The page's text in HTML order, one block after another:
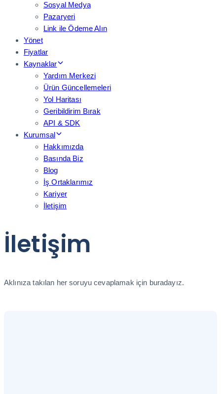
Sosyal Medya
Pazaryeri
Link ile Ödeme Alın
Yönet
Fiyatlar
Kaynaklar
Yardım Merkezi
Ürün Güncellemeleri
Yol Haritası
Geribildirim Bırak
API & SDK
Kurumsal
Hakkımızda
Basında Biz
Blog
İş Ortaklarımız
Kariyer
İletişim
İletişim
Aklınıza takılan her soruyu cevaplamak için buradayız.